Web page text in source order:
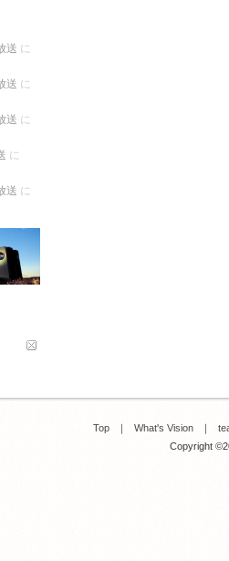
送 に
送 に
送 に
に
送 に
Top ｜ What's Vision ｜
Copyright